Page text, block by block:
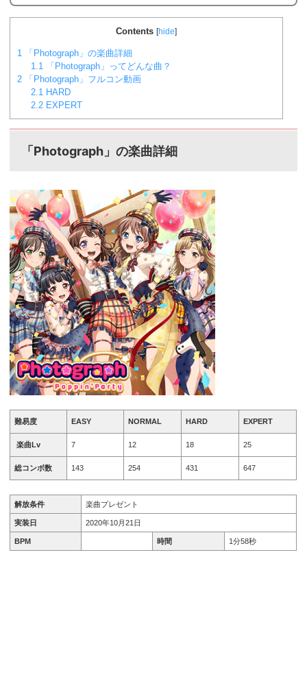
ガルパに登場する楽曲の長い曲、短い曲のまとめや、イ
ベント周回におすすめの楽曲などをまとめました。楽曲
別スコア効率表(協力ライブ) ↓別タブで見る場合はこち
Contents [hide]
1 「Photograph」の楽曲詳細
1.1 「Photograph」ってどんな曲？
2 「Photograph」フルコン動画
2.1 HARD
2.2 EXPERT
「Photograph」の楽曲詳細
難易度 EASY NORMAL HARD EXPERT
楽曲Lv 7 12 18 25
総コンボ数 143 254 431 647
解放条件 楽曲プレゼント
実装日 2020年10月21日
BPM 時間 1分58秒